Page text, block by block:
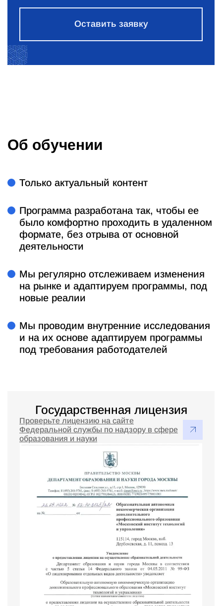
Оставить заявку
Об обучении
Только актуальный контент
Программа разработана так, чтобы ее
было комфортно проходить в удаленном
формате, без отрыва от основной
деятельности
Мы регулярно отслеживаем изменения
на рынке и адаптируем программы, под
новые реалии
Мы проводим внутренние исследования
и на их основе адаптируем программы
под требования работодателей
Государственная лицензия
Проверьте лицензию на сайте
Федеральной службы по надзору в сфере
образования и науки